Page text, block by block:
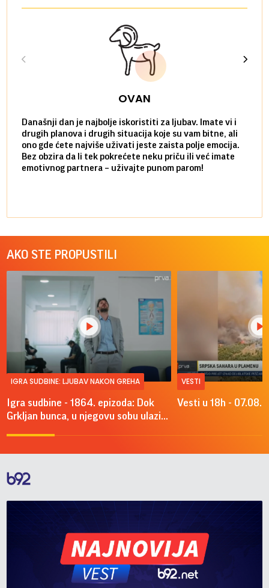
OVAN
Današnji dan je najbolje iskoristiti za ljubav. Imate vi i
drugih planova i drugih situacija koje su vam bitne, ali
ono gde ćete najviše uživati jeste zaista polje emocija.
Bez obzira da li tek pokrećete neku priču ili već imate
emotivnog partnera – uživajte punom parom!
AKO STE PROPUSTILI
IGRA SUDBINE: LJUBAV NAKON GREHA
Igra sudbine - 1864. epizoda: Dok
Grkljan bunca, u njegovu sobu ulazi...
VESTI
Vesti u 18h -